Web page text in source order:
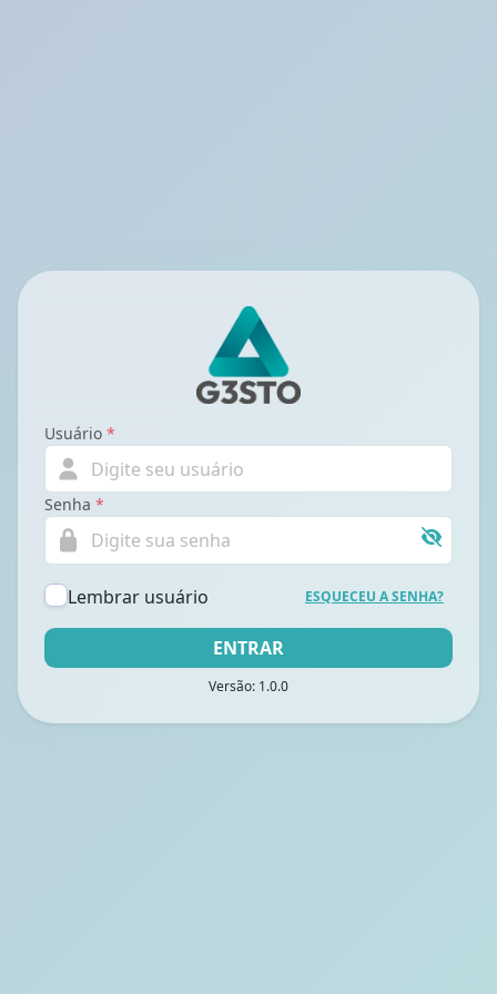
Usuário *
Senha *
Lembrar usuário ESQUECEU A SENHA?
ENTRAR
Versão: 1.0.0